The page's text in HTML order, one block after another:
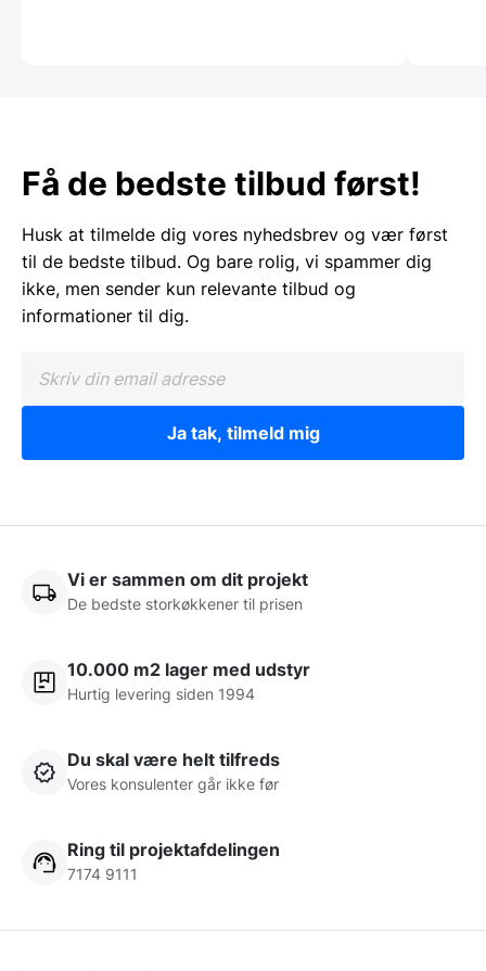
Få de bedste tilbud først!
Husk at tilmelde dig vores nyhedsbrev og vær først
til de bedste tilbud. Og bare rolig, vi spammer dig
ikke, men sender kun relevante tilbud og
informationer til dig.
Ja tak, tilmeld mig
Vi er sammen om dit projekt
De bedste storkøkkener til prisen
10.000 m2 lager med udstyr
Hurtig levering siden 1994
Du skal være helt tilfreds
Vores konsulenter går ikke før
Ring til projektafdelingen
7174 9111